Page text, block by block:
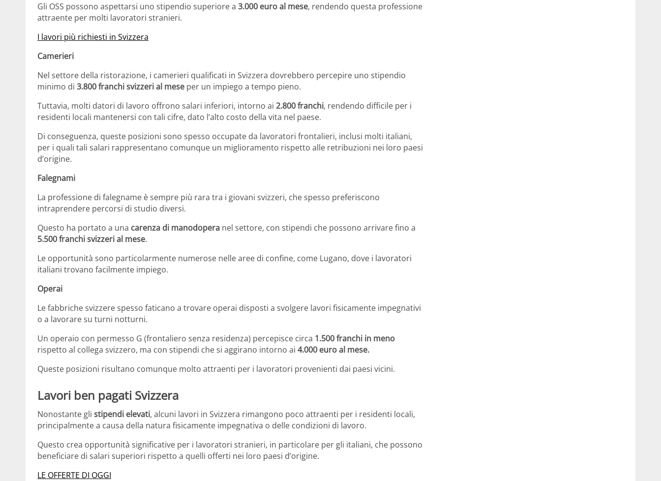
Gli OSS possono aspettarsi uno stipendio superiore a 3.000 euro al mese, rendendo questa professione
attraente per molti lavoratori stranieri.
I lavori più richiesti in Svizzera
Camerieri
Nel settore della ristorazione, i camerieri qualificati in Svizzera dovrebbero percepire uno stipendio
minimo di 3.800 franchi svizzeri al mese per un impiego a tempo pieno.
Tuttavia, molti datori di lavoro offrono salari inferiori, intorno ai 2.800 franchi, rendendo difficile per i
residenti locali mantenersi con tali cifre, dato l’alto costo della vita nel paese.
Di conseguenza, queste posizioni sono spesso occupate da lavoratori frontalieri, inclusi molti italiani,
per i quali tali salari rappresentano comunque un miglioramento rispetto alle retribuzioni nei loro paesi
d’origine.
Falegnami
La professione di falegname è sempre più rara tra i giovani svizzeri, che spesso preferiscono
intraprendere percorsi di studio diversi.
Questo ha portato a una carenza di manodopera nel settore, con stipendi che possono arrivare fino a
5.500 franchi svizzeri al mese.
Le opportunità sono particolarmente numerose nelle aree di confine, come Lugano, dove i lavoratori
italiani trovano facilmente impiego.
Operai
Le fabbriche svizzere spesso faticano a trovare operai disposti a svolgere lavori fisicamente impegnativi
o a lavorare su turni notturni.
Un operaio con permesso G (frontaliero senza residenza) percepisce circa 1.500 franchi in meno
rispetto al collega svizzero, ma con stipendi che si aggirano intorno ai 4.000 euro al mese.
Queste posizioni risultano comunque molto attraenti per i lavoratori provenienti dai paesi vicini.
Lavori ben pagati Svizzera
Nonostante gli stipendi elevati, alcuni lavori in Svizzera rimangono poco attraenti per i residenti locali,
principalmente a causa della natura fisicamente impegnativa o delle condizioni di lavoro.
Questo crea opportunità significative per i lavoratori stranieri, in particolare per gli italiani, che possono
beneficiare di salari superiori rispetto a quelli offerti nei loro paesi d’origine.
LE OFFERTE DI OGGI